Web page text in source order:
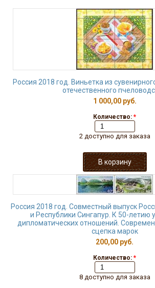
Россия 2018 год. Виньетка из
отечественного
1 000,00 руб.
Количество: *
2 доступно для заказа
Россия 2018 год. Совместный выпуск
и Республики Сингапур. К 50-летию
дипломатических отношений.
сцепка марок
200,00 руб.
Количество: *
8 доступно для заказа